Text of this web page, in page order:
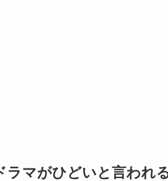
ラマがひどいと言われ